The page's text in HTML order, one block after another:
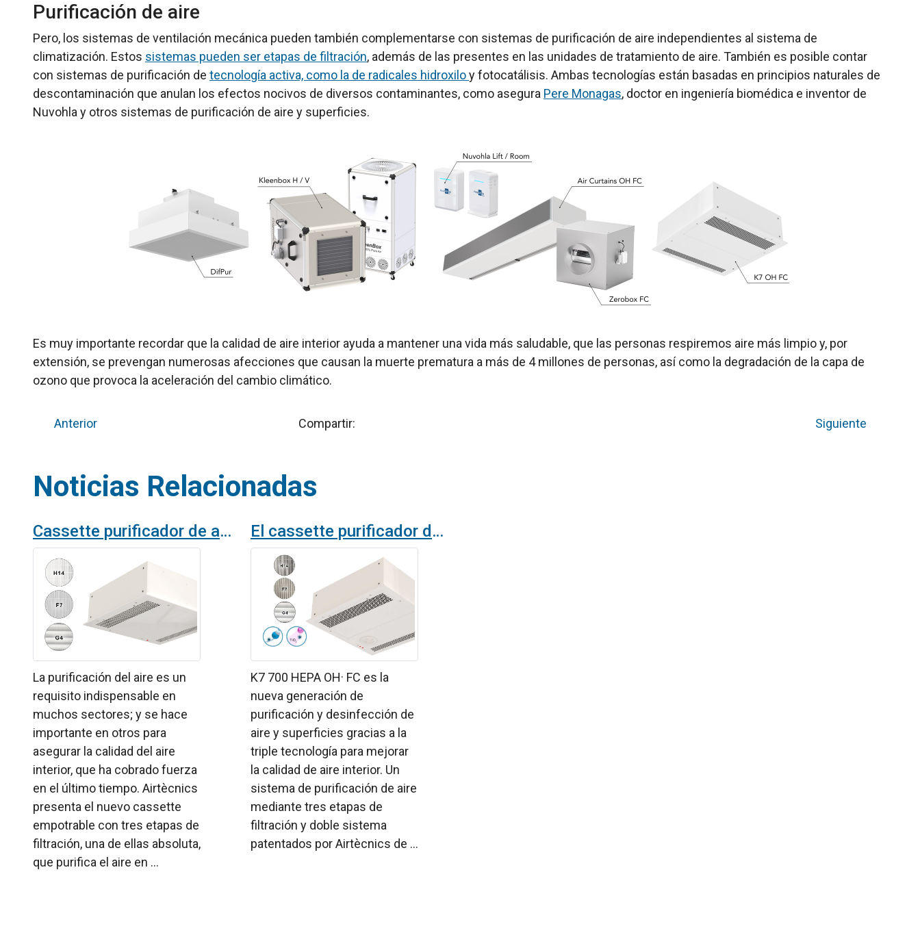
Purificación de aire
Pero, los sistemas de ventilación mecánica pueden también complementarse con sistemas de purificación de aire independientes al sistema de
climatización. Estos sistemas pueden ser etapas de filtración, además de las presentes en las unidades de tratamiento de aire. También es posible contar
con sistemas de purificación de tecnología activa, como la de radicales hidroxiloy fotocatálisis. Ambas tecnologías están basadas en principios naturales de
descontaminación que anulan los efectos nocivos de diversos contaminantes, como asegura Pere Monagas, doctor en ingeniería biomédica e inventor de
Nuvohla y otros sistemas de purificación de aire y superficies.
Es muy importante recordar que la calidad de aire interior ayuda a mantener una vida más saludable, que las personas respiremos aire más limpio y, por
extensión, se prevengan numerosas afecciones que causan la muerte prematura a más de 4 millones de personas, así como la degradación de la capa de
ozono que provoca la aceleración del cambio climático.
Anterior Compartir: Siguiente
Noticias Relacionadas
Cassette purificador de aire con filtro absoluto K7 HEPA
La purificación del aire es un
requisito indispensable en
muchos sectores; y se hace
importante en otros para
asegurar la calidad del aire
interior, que ha cobrado fuerza
en el último tiempo. Airtècnics
presenta el nuevo cassette
empotrable con tres etapas de
filtración, una de ellas absoluta,
que purifica el aire en ...
El cassette purificador de aire definitivo: K7 700 HEPA OH· FC
K7 700 HEPA OH· FC es la
nueva generación de
purificación y desinfección de
aire y superficies gracias a la
triple tecnología para mejorar
la calidad de aire interior. Un
sistema de purificación de aire
mediante tres etapas de
filtración y doble sistema
patentados por Airtècnics de ...